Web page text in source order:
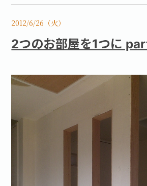
2012/6/26（火）
2つのお部屋を1つに